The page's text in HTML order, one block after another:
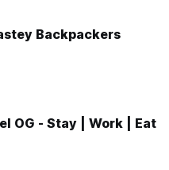
Backpackers
OG - Stay | Work | Eat